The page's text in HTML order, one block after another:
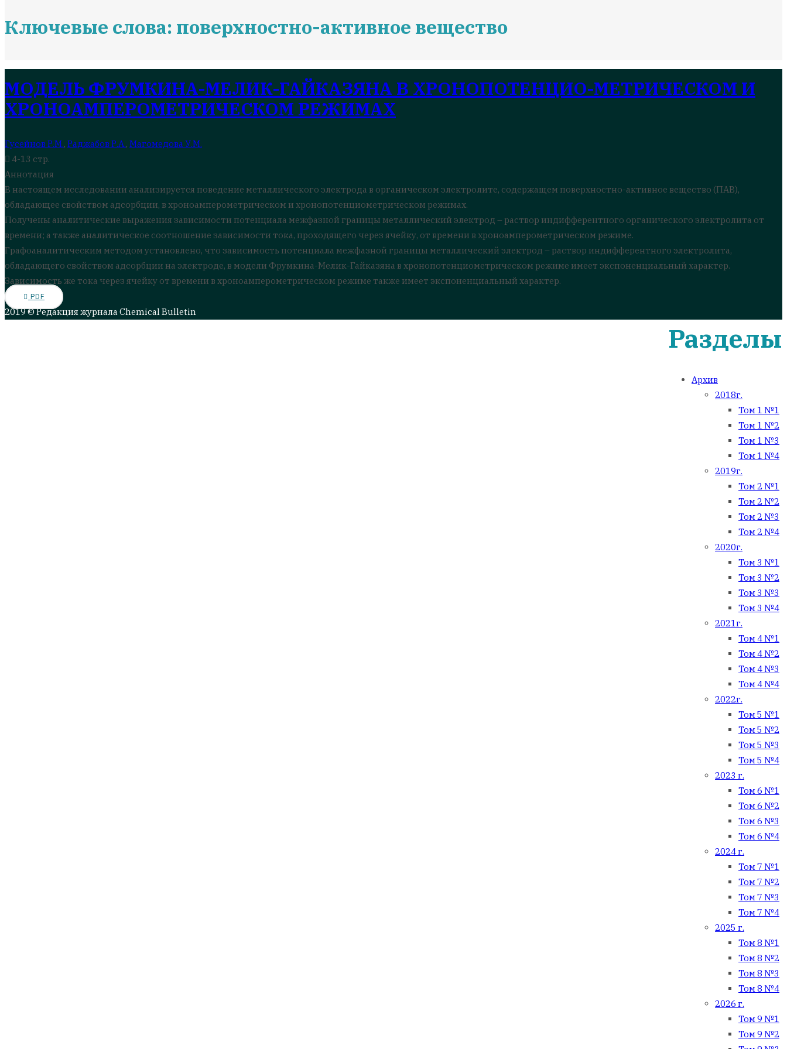
Ключевые слова: поверхностно-активное вещество
МОДЕЛЬ ФРУМКИНА-МЕЛИК-ГАЙКАЗЯНА В ХРОНОПОТЕНЦИО-МЕТРИЧЕСКОМ И
ХРОНОАМПЕРОМЕТРИЧЕСКОМ РЕЖИМАХ
Гусейнов Р.М., Раджабов Р.А., Магомедова У.М.
4-13 стр.
Аннотация
В настоящем исследовании анализируется поведение металлического электрода в органическом электролите, содержащем поверхностно-активное вещество (ПАВ),
обладающее свойством адсорбции, в хроноамперометрическом и хронопотенциометрическом режимах.
Получены аналитические выражения зависимости потенциала межфазной границы металлический электрод – раствор индифферентного органического электролита от
времени; а также аналитическое соотношение зависимости тока, проходящего через ячейку, от времени в хроноамперометрическом режиме.
Графоаналитическим методом установлено, что зависимость потенциала межфазной границы металлический электрод – раствор индифферентного электролита,
обладающего свойством адсорбции на электроде, в модели Фрумкина-Мелик-Гайказяна в хронопотенциометрическом режиме имеет экспоненциальный характер.
Зависимость же тока через ячейку от времени в хроноамперометрическом режиме также имеет экспоненциальный характер.
PDF
Разделы
Архив
2018г.
Том 1 №1
Том 1 №2
Том 1 №3
Том 1 №4
2019г.
Том 2 №1
Том 2 №2
Том 2 №3
Том 2 №4
2020г.
Том 3 №1
Том 3 №2
Том 3 №3
Том 3 №4
2021г.
Том 4 №1
Том 4 №2
Том 4 №3
Том 4 №4
2022г.
Том 5 №1
Том 5 №2
Том 5 №3
Том 5 №4
2023 г.
Том 6 №1
Том 6 №2
Том 6 №3
Том 6 №4
2024 г.
Том 7 №1
Том 7 №2
Том 7 №3
Том 7 №4
2025 г.
Том 8 №1
Том 8 №2
Том 8 №3
Том 8 №4
2026 г.
Том 9 №1
Том 9 №2
2019 © Редакция журнала Chemical Bulletin